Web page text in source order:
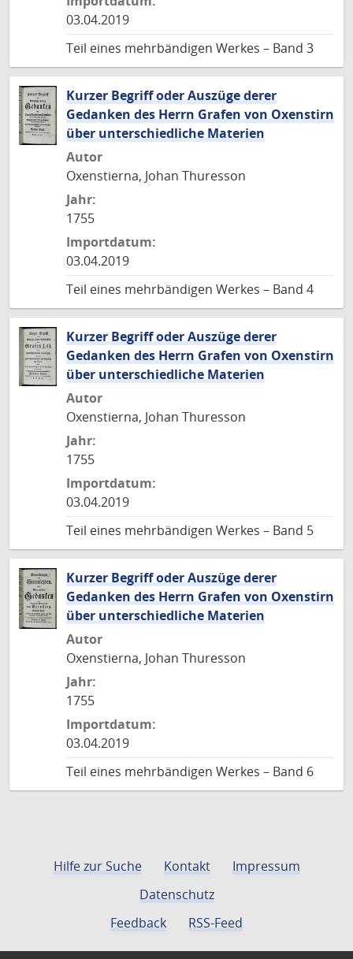
03.04.2019
Teil eines mehrbändigen Werkes – Band 3
Kurzer Begriff oder Auszüge derer
Gedanken des Herrn Grafen von Oxenstirn
über unterschiedliche Materien
Autor
Oxenstierna, Johan Thuresson
Jahr:
1755
Importdatum:
03.04.2019
Teil eines mehrbändigen Werkes – Band 4
Kurzer Begriff oder Auszüge derer
Gedanken des Herrn Grafen von Oxenstirn
über unterschiedliche Materien
Autor
Oxenstierna, Johan Thuresson
Jahr:
1755
Importdatum:
03.04.2019
Teil eines mehrbändigen Werkes – Band 5
Kurzer Begriff oder Auszüge derer
Gedanken des Herrn Grafen von Oxenstirn
über unterschiedliche Materien
Autor
Oxenstierna, Johan Thuresson
Jahr:
1755
Importdatum:
03.04.2019
Teil eines mehrbändigen Werkes – Band 6
Hilfe zur Suche Kontakt
Impressum
Datenschutz
Feedback
RSS-Feed